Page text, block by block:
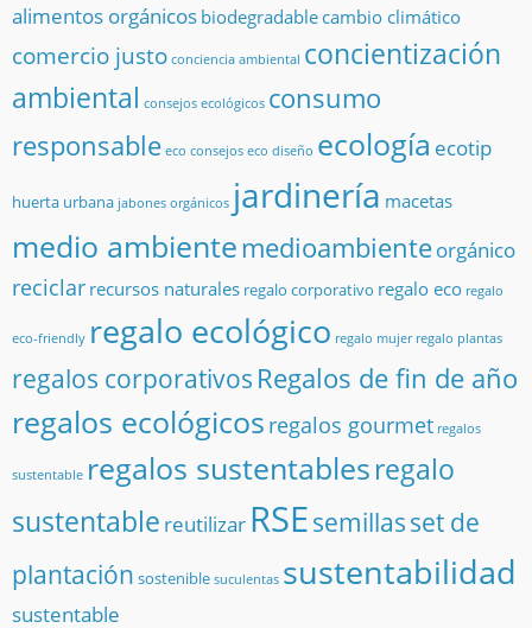
alimentos orgánicos biodegradable cambio climático
comercio justo conciencia ambiental concientización
ambiental consejos ecológicos consumo
responsable eco consejos eco diseño ecología ecotip
huerta urbana jabones orgánicos jardinería macetas
medio ambientemedioambienteorgánico
reciclar recursos naturales regalo corporativo regalo eco regalo
eco-friendly regalo ecológico regalo mujer regalo plantas
regalos corporativos Regalos de fin de año
regalos ecológicos regalos gourmet regalos
sustentable regalos sustentablesregalo
sustentable reutilizar RSEsemillasset de
plantación sostenible suculentas sustentabilidad
sustentable